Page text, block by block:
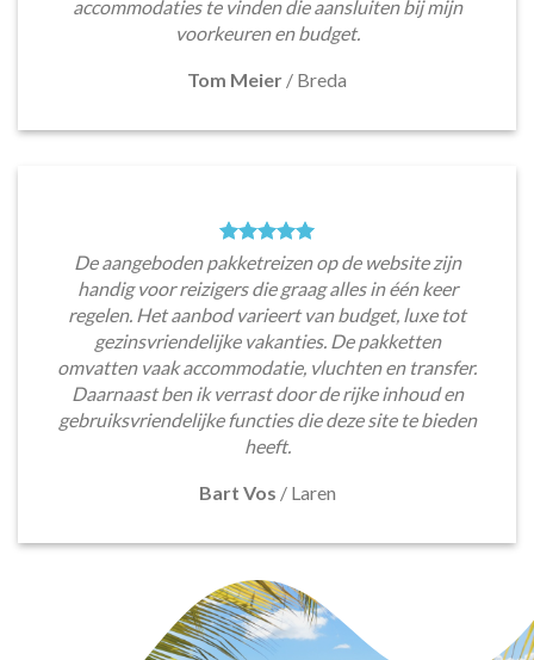
accommodaties te vinden die aansluiten bij mijn
voorkeuren en budget.
Tom Meier / Breda
De aangeboden pakketreizen op de website zijn
handig voor reizigers die graag alles in één keer
regelen. Het aanbod varieert van budget, luxe tot
gezinsvriendelijke vakanties. De pakketten
omvatten vaak accommodatie, vluchten en transfer.
Daarnaast ben ik verrast door de rijke inhoud en
gebruiksvriendelijke functies die deze site te bieden
heeft.
Bart Vos / Laren